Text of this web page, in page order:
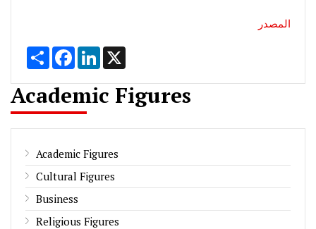
المصدر
Share FacebookLinkedIn
Academic Figures
Academic Figures
Cultural Figures
Business
Religious Figures